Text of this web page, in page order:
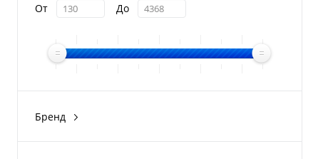
От До
Бренд